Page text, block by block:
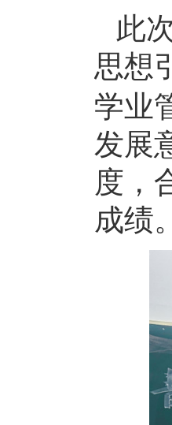
此次
思想
学业
发展
度，
成绩。